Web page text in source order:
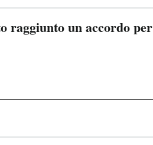
raggiunto un accordo per